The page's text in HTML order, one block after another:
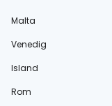
Malta
Venedig
Island
Rom